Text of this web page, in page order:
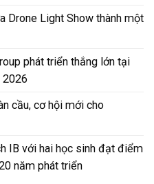
Drone Light Show thành một
phát triển thắng lớn tại
2026
cầu, cơ hội mới cho
IB với hai học sinh đạt điểm
năm phát triển